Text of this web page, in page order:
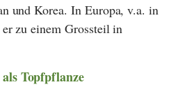
und Korea. In Europa, v.a. in
zu einem Grossteil in
Topfpflanze